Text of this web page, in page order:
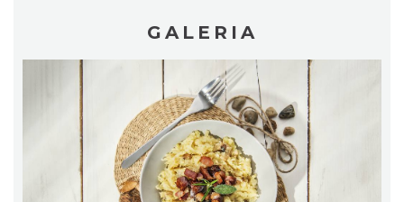
GALERIA